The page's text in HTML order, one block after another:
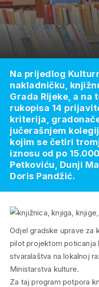
Odjel gradske uprave za
pilot projektom poticanja
stvaralaštva na lokalnoj
Ministarstva kulture.
Za taj program potpora
Na prijedlog
nakladničku,
Grada Rijeke, a na
rukopisa 14
kriterija,
jučerašnjem
kojim se četiri
iznosu od po
Petkoviću, Dunji
Doris Pandžić.